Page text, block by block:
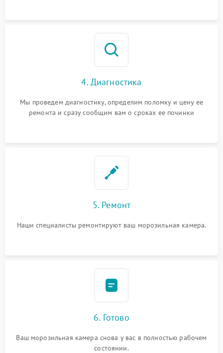
4. Диагностика
Мы проведем диагностику, определим поломку и цену ее
ремонта и сразу сообщим вам о сроках ее починки
5. Ремонт
Наши специалисты ремонтируют ваш морозильная камера.
6. Готово
Ваш морозильная камера снова у вас в полностью рабочем
состоянии.